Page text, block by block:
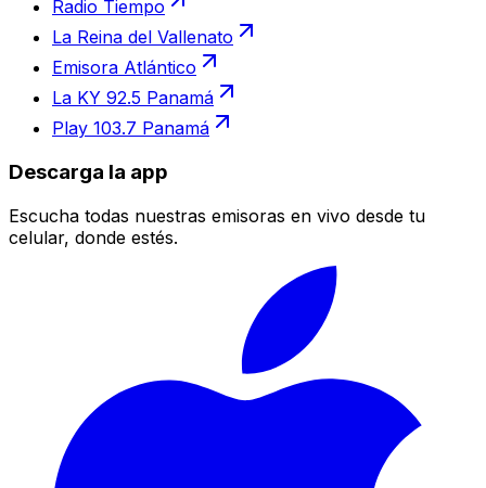
Radio Tiempo
La Reina del Vallenato
Emisora Atlántico
La KY 92.5 Panamá
Play 103.7 Panamá
Descarga la app
Escucha todas nuestras emisoras en vivo desde tu
celular, donde estés.